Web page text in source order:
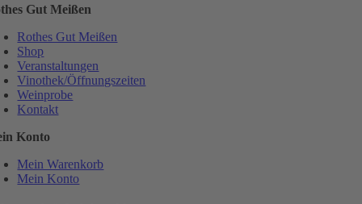
Gut Meißen
Rothes Gut Meißen
Shop
Veranstaltungen
Vinothek/Öffnungszeiten
Weinprobe
Kontakt
Konto
Mein Warenkorb
Mein Konto